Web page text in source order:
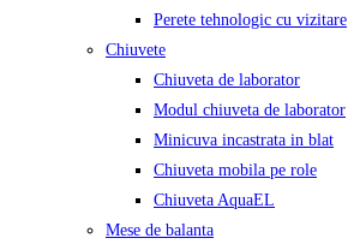
Perete tehnologic cu vizitare
Chiuvete
Chiuveta de laborator
Modul chiuveta de laborator
Minicuva incastrata in blat
Chiuveta mobila pe role
Chiuveta AquaEL
Mese de balanta